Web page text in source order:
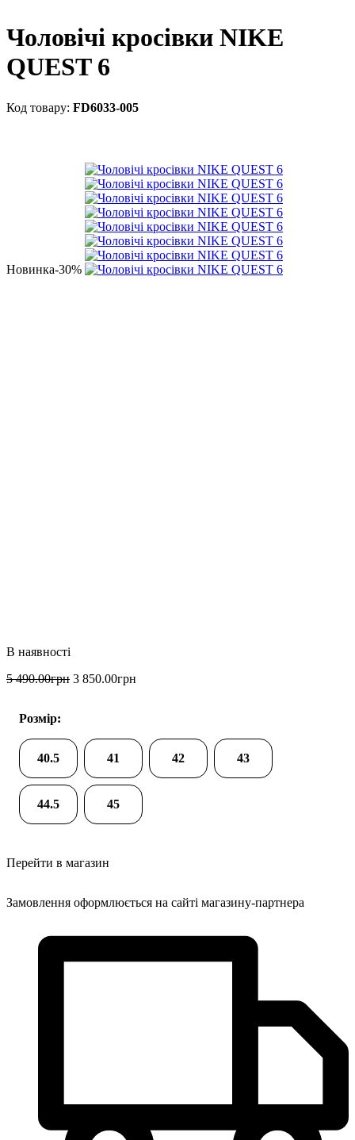
Чоловічі кросівки NIKE
QUEST 6
FD6033-005
Новинка-30%
5 490.00грн 3 850.00грн
Розмір:
40.5 41 42 43
44.5 45
Перейти в магазин
Замовлення оформлюється на сайті магазину-партнера